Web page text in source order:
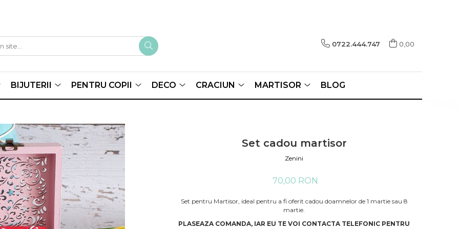
0722.444.747 0,00
BIJUTERII PENTRU COPII DECO CRACIUN MARTISOR BLOG
Set cadou martisor
Zenini
70,00 RON
Set pentru Martisor, ideal pentru a fi oferit cadou doamnelor de 1 martie sau 8
martie.
PLASEAZA COMANDA, IAR EU TE VOI CONTACTA TELEFONIC PENTRU